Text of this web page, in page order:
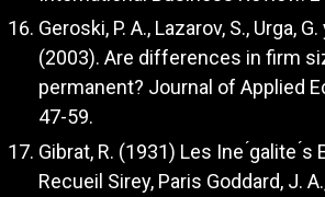
Geroski, P. A., Lazarov, S., Urga,
(2003). Are differences in firm
permanent? Journal of Applied
47-59.
Gibrat, R. (1931) Les Ine ́galite ́s
Recueil Sirey, Paris Goddard, J.